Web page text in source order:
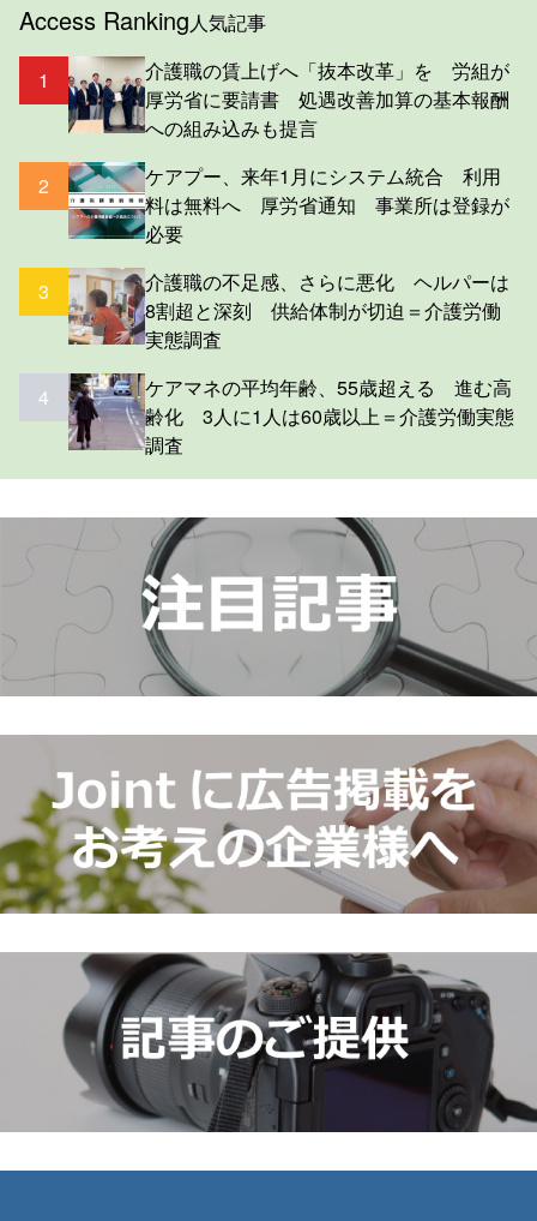
Access Ranking人気記事
1
介護職の賃上げへ「抜本改革」を 労組が
厚労省に要請書 処遇改善加算の基本報酬
への組み込みも提言
2
ケアプー、来年1月にシステム統合 利用
料は無料へ 厚労省通知 事業所は登録が
必要
3
介護職の不足感、さらに悪化 ヘルパーは
8割超と深刻 供給体制が切迫＝介護労働
実態調査
4
ケアマネの平均年齢、55歳超える 進む高
齢化 3人に1人は60歳以上＝介護労働実態
調査